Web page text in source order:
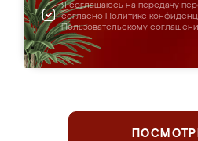
Я соглашаюсь на передачу
согласно Политике
Пользовательскому